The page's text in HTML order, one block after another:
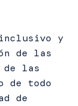
y
de las
las
de todo
de